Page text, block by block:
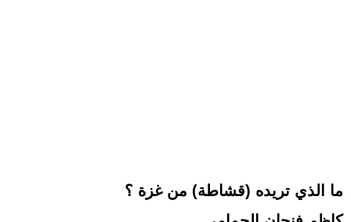
ما الذي تريده (قشاطة) من غزة ؟